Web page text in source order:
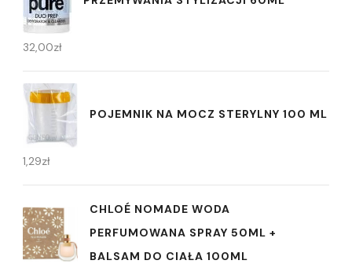
32,00zł
POJEMNIK NA MOCZ STERYLNY 100 ML
1,29zł
CHLOÉ NOMADE WODA
PERFUMOWANA SPRAY 50ML +
BALSAM DO CIAŁA 100ML